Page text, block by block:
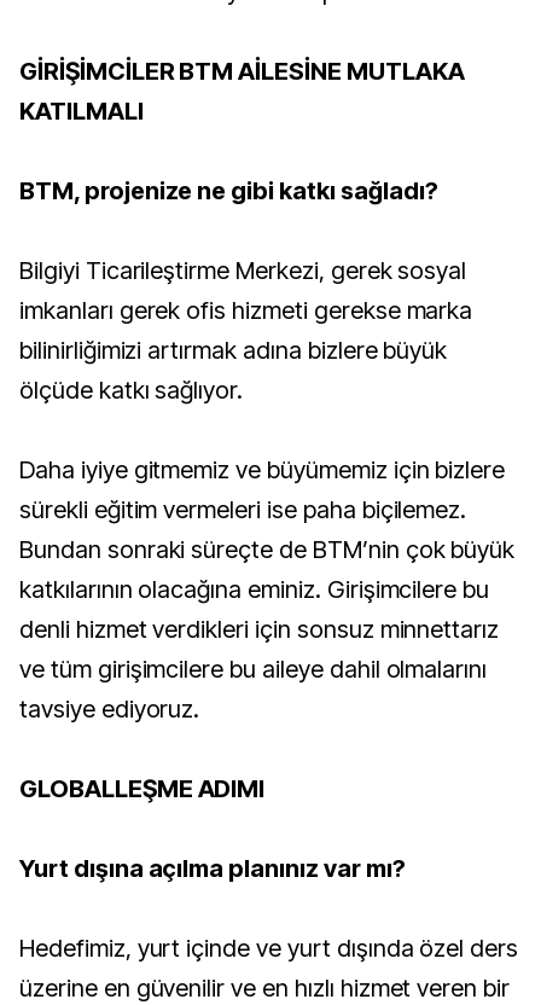
GİRİŞİMCİLER BTM AİLESİNE MUTLAKA
KATILMALI
BTM, projenize ne gibi katkı sağladı?
Bilgiyi Ticarileştirme Merkezi, gerek sosyal
imkanları gerek ofis hizmeti gerekse marka
bilinirliğimizi artırmak adına bizlere büyük
ölçüde katkı sağlıyor.
Daha iyiye gitmemiz ve büyümemiz için bizlere
sürekli eğitim vermeleri ise paha biçilemez.
Bundan sonraki süreçte de BTM’nin çok büyük
katkılarının olacağına eminiz. Girişimcilere bu
denli hizmet verdikleri için sonsuz minnettarız
ve tüm girişimcilere bu aileye dahil olmalarını
tavsiye ediyoruz.
GLOBALLEŞME ADIMI
Yurt dışına açılma planınız var mı?
Hedefimiz, yurt içinde ve yurt dışında özel ders
üzerine en güvenilir ve en hızlı hizmet veren bir